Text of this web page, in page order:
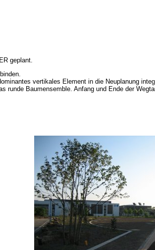
geplant.
vertikales Element in die Neuplanung
Baumensemble. Anfang und Ende der